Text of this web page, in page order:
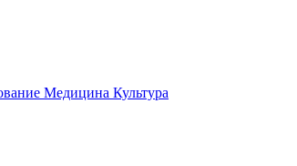
Медицина Культура